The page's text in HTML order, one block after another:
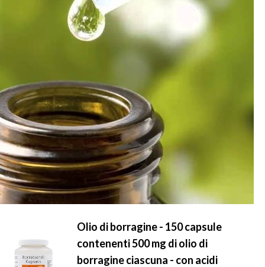
Olio di borragine - 150 capsule
contenenti 500 mg di olio di
borragine ciascuna - con acidi